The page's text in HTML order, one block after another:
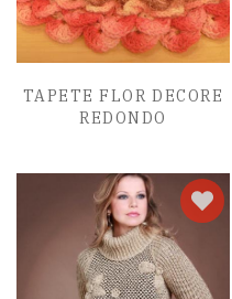
TAPETE FLOR DECORE
REDONDO